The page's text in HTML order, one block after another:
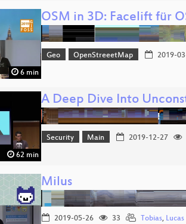
6 min
OSM in 3D: Facelift für
Geo OpenStreeetMap 2019-
62 min
A Deep Dive Into
Security Main 2019-12-27
Milus
2019-05-26 33 Tobias, Lucas